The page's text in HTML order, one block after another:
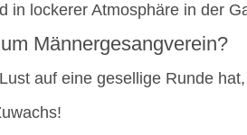
in lockerer Atmo­sphäre in der
Männer­ge­sang­verein?
auf eine gesel­lige Runde